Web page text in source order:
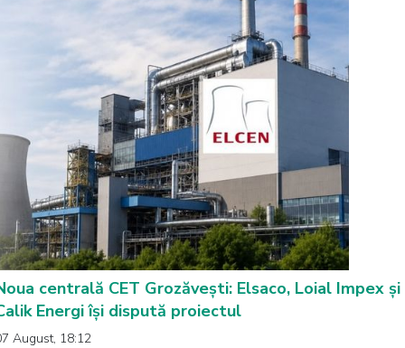
centrală CET Grozăvești: Elsaco, Loial Impex și
Energi își dispută proiectul
August, 18:12